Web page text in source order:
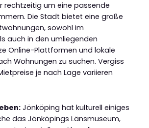
rechtzeitig um eine passende
Die Stadt bietet eine große
sowohl im
auch in den umliegenden
Online-Plattformen und lokale
Wohnungen zu suchen. Vergiss
je nach Lage variieren
Jönköping hat kulturell einiges
das Jönköpings Länsmuseum,